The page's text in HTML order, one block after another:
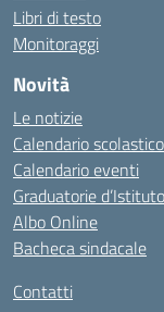
Libri di testo
Monitoraggi
Novità
Le notizie
Calendario scolastico
Calendario eventi
Graduatorie d’Istituto
Albo Online
Bacheca sindacale
Contatti